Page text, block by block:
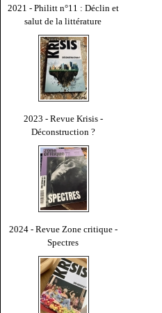
2021 - Philitt n°11 : Déclin et
salut de la littérature
2023 - Revue Krisis -
Déconstruction ?
2024 - Revue Zone critique -
Spectres